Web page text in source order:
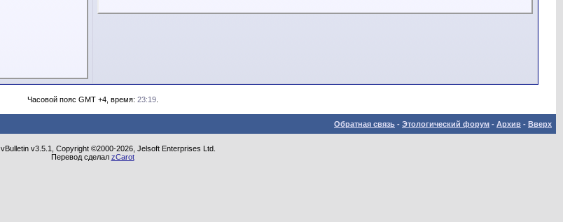
Часовой пояс GMT +4, время: 23:19.
Обратная связь - Этологический форум - Архив - Вверх
vBulletin v3.5.1, Copyright ©2000-2026, Jelsoft Enterprises Ltd.
Перевод сделал zCarot